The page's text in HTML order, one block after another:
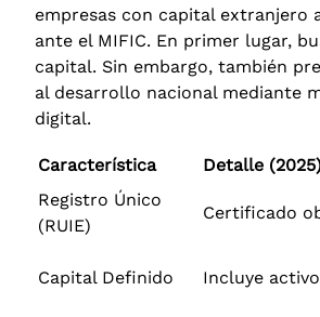
empresas con capital extranjero
ante el MIFIC. En primer lugar,
capital. Sin embargo, también
al desarrollo nacional mediante
digital.
Característica
Detalle
Registro Único
(RUIE)
Certificado
Capital Definido Incluye